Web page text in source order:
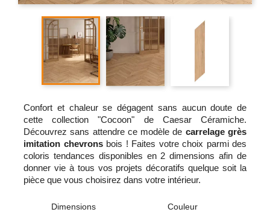
Confort et chaleur se dégagent sans aucun doute de
cette collection "Cocoon" de Caesar Céramiche.
Découvrez sans attendre ce modèle de carrelage grès
imitation chevronsbois ! Faites votre choix parmi des
coloris tendances disponibles en 2 dimensions afin de
donner vie à tous vos projets décoratifs quelque soit la
pièce que vous choisirez dans votre intérieur.
Dimensions Couleur